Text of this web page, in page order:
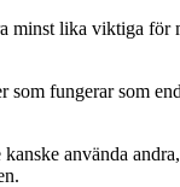
minst lika viktiga för
fungerar som
använda